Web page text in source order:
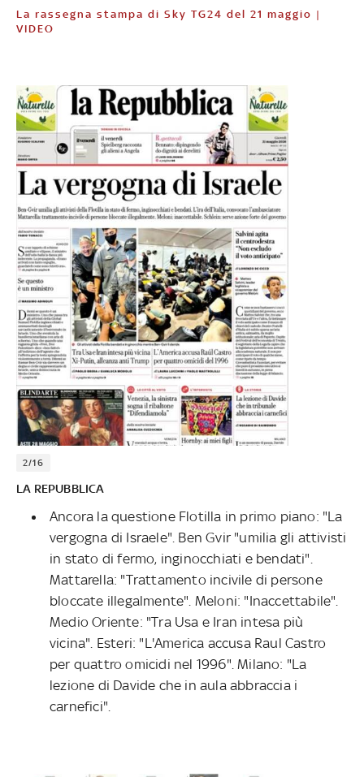
La rassegna stampa di Sky TG24 del 21 maggio |
VIDEO
2/16
LA REPUBBLICA
Ancora la questione Flotilla in primo piano: "La
vergogna di Israele". Ben Gvir "umilia gli attivisti
in stato di fermo, inginocchiati e bendati".
Mattarella: "Trattamento incivile di persone
bloccate illegalmente". Meloni: "Inaccettabile".
Medio Oriente: "Tra Usa e Iran intesa più
vicina". Esteri: "L'America accusa Raul Castro
per quattro omicidi nel 1996". Milano: "La
lezione di Davide che in aula abbraccia i
carnefici".